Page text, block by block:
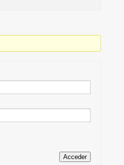
Acceder